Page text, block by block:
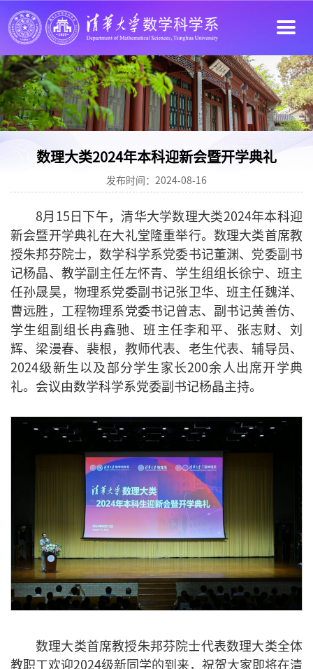
数理大类2024年本科迎新会暨开学典礼
发布时间：2024-08-16
8月15日下午，清华大学数理大类2024年本科迎
新会暨开学典礼在大礼堂隆重举行。数理大类首席教
授朱邦芬院士，数学科学系党委书记董渊、党委副书
记杨晶、教学副主任左怀青、学生组组长徐宁、班主
任孙晟昊，物理系党委副书记张卫华、班主任魏洋、
曹远胜，工程物理系党委书记曾志、副书记黄善仿、
学生组副组长冉鑫驰、班主任李和平、张志财、刘
辉、梁漫春、裴根，教师代表、老生代表、辅导员、
2024级新生以及部分学生家长200余人出席开学典
礼。会议由数学科学系党委副书记杨晶主持。
数理大类首席教授朱邦芬院士代表数理大类全体
教职工欢迎2024级新同学的到来，祝贺大家即将在清